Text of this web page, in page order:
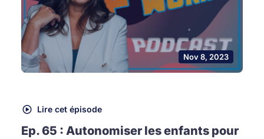
Nov 8, 2023
Lire cet épisode
Ep. 65 : Autonomiser les enfants pour